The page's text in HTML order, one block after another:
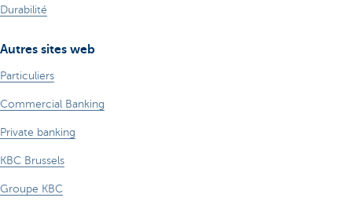
Durabilité
Autres sites web
Particuliers
Commercial Banking
Private banking
KBC Brussels
Groupe KBC